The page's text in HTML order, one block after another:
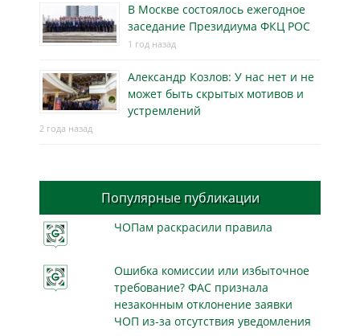
В Москве состоялось ежегодное
заседание Президиума ФКЦ РОС
1 год назад
Александр Козлов: У нас нет и не
может быть скрытых мотивов и
устремлений
2 года назад
Популярные публикации
ЧОПам раскрасили правила
Ошибка комиссии или избыточное
требование? ФАС признала
незаконным отклонение заявки
ЧОП из-за отсутствия уведомления